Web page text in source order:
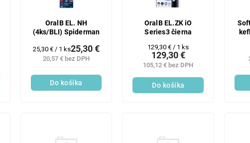
OralB EL. NH
(4ks/BLI) Spiderman
20,57 € bez DPH
25,30 €
Jednotková
cena:
25,30 € / 1 ks
Do košíka
OralB EL.ZK iO
Series3 čierna
105,12 € bez DPH
129,30 €
Jednotková
cena:
129,30 € / 1 ks
Do košíka